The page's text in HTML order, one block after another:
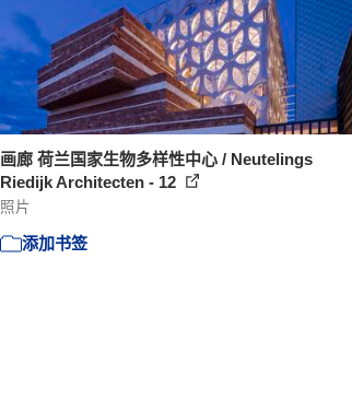
画廊 荷兰国家生物多样性中心 / Neutelings
Riedijk Architecten - 12
照片
添加书签